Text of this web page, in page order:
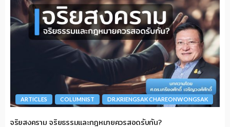
ARTICLES COLUMNIST DR.KRIENGSAK CHAREONWONGSAK
จริยสงคราม จริยธรรมและกฎหมายควรสอดรับกัน?